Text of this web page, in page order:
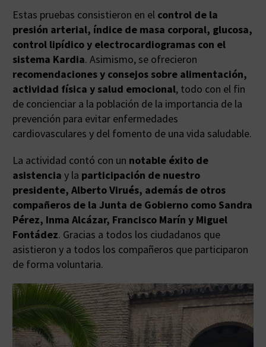
Estas pruebas consistieron en el control de la
presión arterial, índice de masa corporal, glucosa,
control lipídico y electrocardiogramas con el
sistema Kardia. Asimismo, se ofrecieron
recomendaciones y consejos sobre alimentación,
actividad física y salud emocional, todo con el fin
de concienciar a la población de la importancia de la
prevención para evitar enfermedades
cardiovasculares y del fomento de una vida saludable.
La actividad contó con un notable éxito de
asistencia y la participación de nuestro
presidente, Alberto Virués, además de otros
compañeros de la Junta de Gobierno como Sandra
Pérez, Inma Alcázar, Francisco Marín y Miguel
Fontádez. Gracias a todos los ciudadanos que
asistieron y a todos los compañeros que participaron
de forma voluntaria.